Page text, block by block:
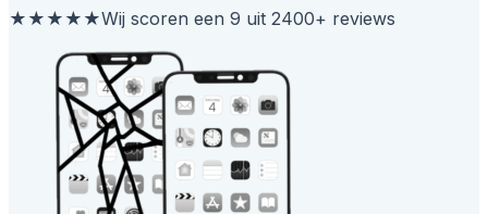
★★★★★Wij scoren een 9 uit 2400+ reviews